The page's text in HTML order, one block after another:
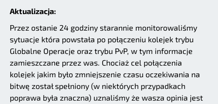
Aktualizacja:
Przez ostanie 24 godziny starannie monitorowaliśmy
sytuacje która powstała po połączeniu kolejek trybu
Globalne Operacje oraz trybu PvP, w tym informacje
zamieszczane przez was. Chociaż cel połączenia
kolejek jakim było zmniejszenie czasu oczekiwania na
bitwę został spełniony (w niektórych przypadkach
poprawa była znaczna) uznaliśmy że wasza opinia jest